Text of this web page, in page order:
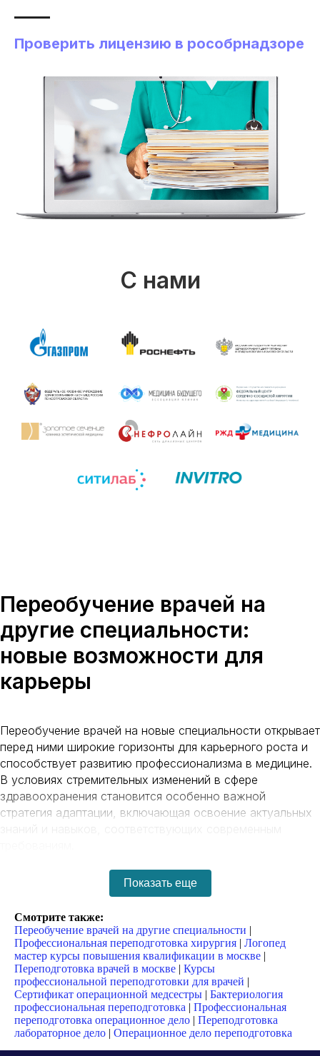
Проверить лицензию в рособрнадзоре
C нами
Переобучение врачей на
другие специальности:
новые возможности для
карьеры
Переобучение врачей на новые специальности открывает
перед ними широкие горизонты для карьерного роста и
способствует развитию профессионализма в медицине.
В условиях стремительных изменений в сфере
здравоохранения становится особенно важной
стратегия адаптации, включающая освоение актуальных
Образование играет ключевую роль в этой стратегии.
Переход к новой специальности требует не только
повышения квалификации, но и готовности к изменениям.
Врачи, осваивающие новые направления и технологии,
становятся более универсальными и востребованными
на рынке труда, что особенно актуально в условиях
нехватки кадров в определённых областях медицины.
Развитие навыков в смежных сферах позволяет
расширять профессиональные горизонты и
реализовывать потенциал в новых ролях. Гибкость
Показать еще
Смотрите также:
Переобучение врачей на другие специальности |
Профессиональная переподготовка хирургия | Логопед
мастер курсы повышения квалификации в москве |
Переподготовка врачей в москве | Курсы
профессиональной переподготовки для врачей |
Сертификат операционной медсестры | Бактериология
профессиональная переподготовка | Профессиональная
переподготовка операционное дело | Переподготовка
лабораторное дело | Операционное дело переподготовка